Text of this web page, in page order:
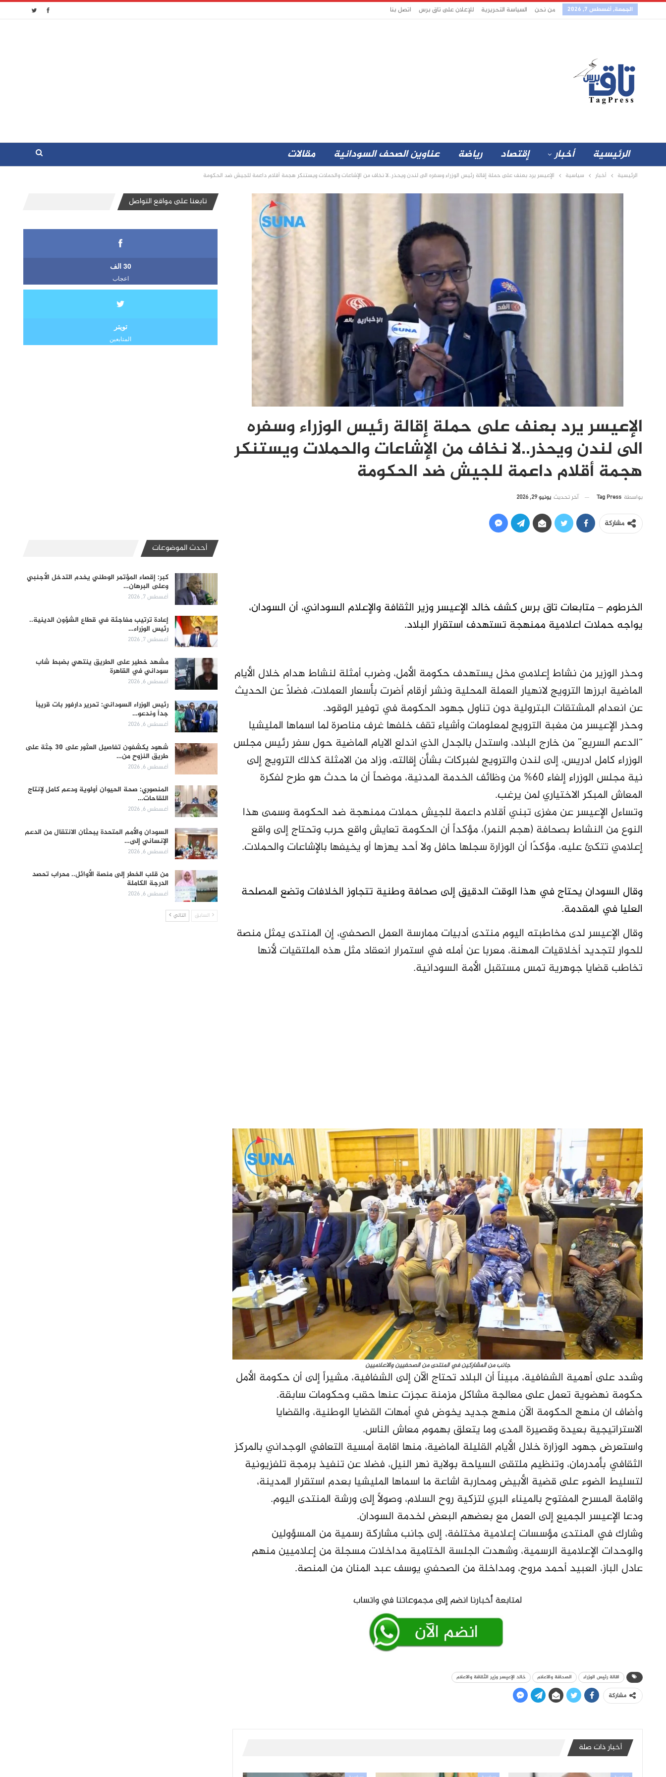
الجمعة, أغسطس 7, 2026 من نحن السياسة التحريرية للإعلان على تاق برس اتصل بنا
الرئيسية أخبار إقتصاد رياضة عناوين الصحف السودانية مقالات
الرئيسية أخبار سياسية الإعيسر يرد بعنف على حملة إقالة رئيس الوزراء وسفره الى لندن ويحذر..لا نخاف من الإشاعات والحملات ويستنكر هجمة أقلام داعمة للجيش ضد الحكومة
الإعيسر يرد بعنف على حملة إقالة رئيس الوزراء وسفره
الى لندن ويحذر..لا نخاف من الإشاعات والحملات ويستنكر
هجمة أقلام داعمة للجيش ضد الحكومة
بواسطة Tag Press آخر تحديث يونيو 29, 2026
مشاركة
الخرطوم – متابعات تاق برس كشف خالد الإعيسر وزير الثقافة والإعلام السوداني، أن السودان،
يواجه حملات اعلامية ممنهجة تستهدف استقرار البلاد.
وحذر الوزير من نشاط إعلامي مخل يستهدف حكومة الأمل، وضرب أمثلة لنشاط هدام خلال الأيام
الماضية ابرزها الترويج لانهيار العملة المحلية ونشر أرقام أضرت بأسعار العملات، فضلًا عن الحديث
عن انعدام المشتقات البترولية دون تناول جهود الحكومة في توفير الوقود.
وحذر الإعيسر من مغبة الترويج لمعلومات وأشياء تقف خلفها غرف مناصرة لما اسماها المليشيا
“الدعم السريع” من خارج البلاد، واستدل بالجدل الذي اندلع الايام الماضية حول سفر رئيس مجلس
الوزراء كامل ادريس، إلى لندن والترويج لفبركات بشأن إقالته، وزاد من الامثلة كذلك الترويج إلى
نية مجلس الوزراء إلغاء 60% من وظائف الخدمة المدنية، موضحاً أن ما حدث هو طرح لفكرة
المعاش المبكر الاختياري لمن يرغب.
وتساءل الإعيسر عن مغزى تبني أقلام داعمة للجيش حملات ممنهجة ضد الحكومة وسمى هذا
النوع من النشاط بصحافة (هجم النمر)، مؤكداً أن الحكومة تعايش واقع حرب وتحتاج إلى واقع
إعلامي تتكئ عليه، مؤكدًا أن الوزارة سجلها حافل ولا أحد يهزها أو يخيفها بالإشاعات والحملات.
وقال السودان يحتاج في هذا الوقت الدقيق إلى صحافة وطنية تتجاوز الخلافات وتضع المصلحة
العليا في المقدمة.
وقال الإعيسر لدى مخاطبته اليوم منتدى أدبيات ممارسة العمل الصحفي، إن المنتدى يمثل منصة
للحوار لتجديد أخلاقيات المهنة، معربا عن أمله في استمرار انعقاد مثل هذه الملتقيات لأنها
تخاطب قضايا جوهرية تمس مستقبل الأمة السودانية.
جانب من المشاركين في المنتدى من الصحفيين والاعلاميين
وشدد على أهمية الشفافية، مبيناً أن البلاد تحتاج الآن إلى الشفافية، مشيراً إلى أن حكومة الأمل
حكومة نهضوية تعمل على معالجة مشاكل مزمنة عجزت عنها حقب وحكومات سابقة.
وأضاف ان منهج الحكومة الآن منهج جديد يخوض في أمهات القضايا الوطنية، والقضايا
الاستراتيجية بعيدة وقصيرة المدى وما يتعلق بهموم معاش الناس.
واستعرض جهود الوزارة خلال الأيام القليلة الماضية، منها اقامة أمسية التعافي الوجداني بالمركز
الثقافي بأمدرمان، وتنظيم ملتقى السياحة بولاية نهر النيل، فضلا عن تنفيذ برمجة تلفزيونية
لتسليط الضوء على قضية الأبيض ومحاربة اشاعة ما اسماها المليشيا بعدم استقرار المدينة،
واقامة المسرح المفتوح بالميناء البري لتزكية روح السلام، وصولاً إلى ورشة المنتدى اليوم.
ودعا الإعيسر الجميع إلى العمل مع بعضهم البعض لخدمة السودان.
وشارك في المنتدى مؤسسات إعلامية مختلفة، إلى جانب مشاركة رسمية من المسؤولين
والوحدات الإعلامية الرسمية، وشهدت الجلسة الختامية مداخلات مسجلة من إعلاميين منهم
عادل الباز، العبيد أحمد مروح، ومداخلة من الصحفي يوسف عبد المنان من المنصة.
اقالة رئيس الوزراء الصحافة والاعلام خالد الإعيسر وزير الثقافة والاعلام
مشاركة
أخبار ذات صلة
تابعنا على مواقع التواصل
30 الف
اعجاب
تويتر
المتابعين
أحدث الموضوعات
كبر: إقصاء المؤتمر الوطني يخدم التدخل الأجنبي
وعلى البرهان…
أغسطس 7, 2026
إعادة ترتيب مفاجئة في قطاع الشؤون الدينية..
رئيس الوزراء…
أغسطس 7, 2026
مشهد خطير على الطريق ينتهي بضبط شاب
سوداني في القاهرة
أغسطس 6, 2026
رئيس الوزراء السوداني: تحرير دارفور بات قريباً
جداً وندعو…
أغسطس 6, 2026
شهود يكشفون تفاصيل العثور على 30 جثة على
طريق النزوح من…
أغسطس 6, 2026
المنصوري: صحة الحيوان أولوية ودعم كامل لإنتاج
اللقاحات…
أغسطس 6, 2026
السودان والأمم المتحدة يبحثان الانتقال من الدعم
الإنساني إلى…
أغسطس 6, 2026
من قلب الخطر إلى منصة الأوائل.. محراب تحصد
الدرجة الكاملة
أغسطس 6, 2026
السابق التالي